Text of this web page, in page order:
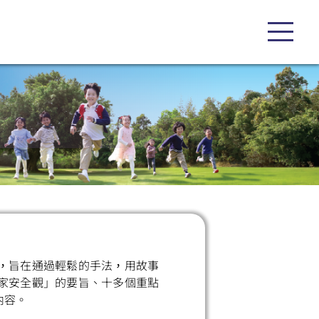
旨在通過輕鬆的手法，用故事
安全觀」的要旨、十多個重點
。